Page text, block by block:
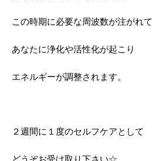
この時期に必要な周波数が注がれて
あなたに浄化や活性化が起こり
エネルギーが調整されます。
２週間に１度のセルフケアとして
どうぞお受け取り下さい☆